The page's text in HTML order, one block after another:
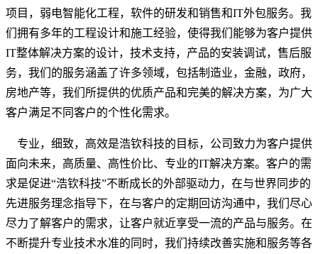
项目，弱电智能化工程，软件的研发和销售和IT外包服务。我
们拥有多年的工程设计和施工经验，使得我们能够为客户提供
IT整体解决方案的设计，技术支持，产品的安装调试，售后服
务，我们的服务涵盖了许多领域，包括制造业，金融，政府，
房地产等，我们所提供的优质产品和完美的解决方案，为广大
客户满足不同客户的个性化需求。
专业，细致，高效是浩钦科技的目标，公司致力为客户提供
面向未来，高质量、高性价比、专业的IT解决方案。客户的需
求是促进“浩钦科技”不断成长的外部驱动力，在与世界同步的
先进服务理念指导下，在与客户的定期回访沟通中，我们尽心
尽力了解客户的需求，让客户就近享受一流的产品与服务。在
不断提升专业技术水准的同时，我们持续改善实施和服务等各